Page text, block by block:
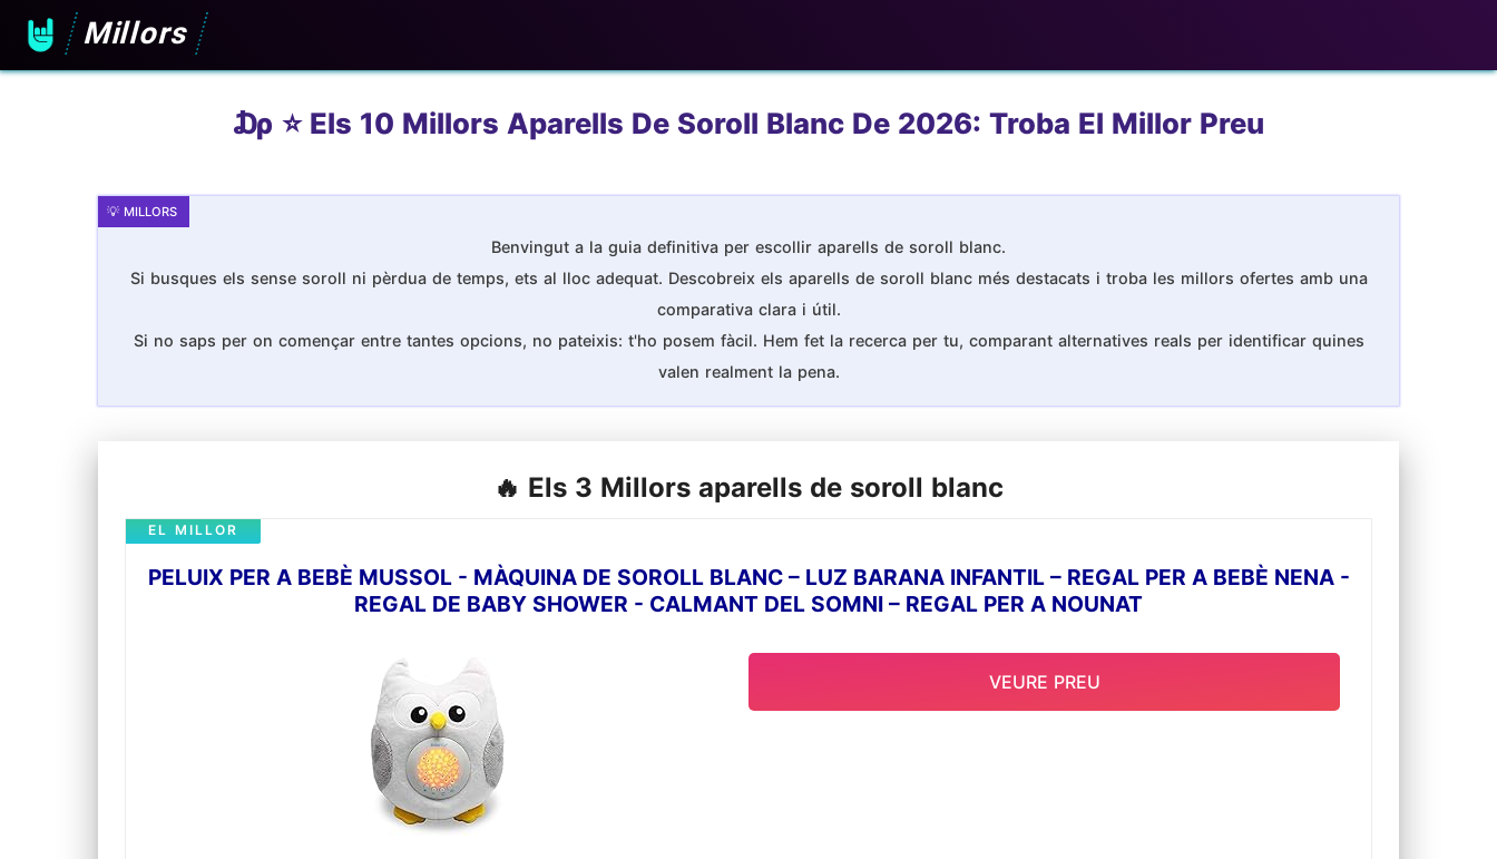
Millors
₯ ⭐️ Els 10 Millors Aparells De Soroll Blanc De 2026: Troba El Millor Preu
Benvingut a la guia definitiva per escollir aparells de soroll blanc.
Si busques els sense soroll ni pèrdua de temps, ets al lloc adequat. Descobreix els aparells de soroll blanc més destacats i troba les millors ofertes amb una
comparativa clara i útil.
Si no saps per on començar entre tantes opcions, no pateixis: t'ho posem fàcil. Hem fet la recerca per tu, comparant alternatives reals per identificar quines
valen realment la pena.
🔥 Els 3 Millors aparells de soroll blanc
PELUIX PER A BEBÈ MUSSOL - MÀQUINA DE SOROLL BLANC – LUZ BARANA INFANTIL – REGAL PER A BEBÈ NENA -
REGAL DE BABY SHOWER - CALMANT DEL SOMNI – REGAL PER A NOUNAT
EL MILLOR
VEURE PREU